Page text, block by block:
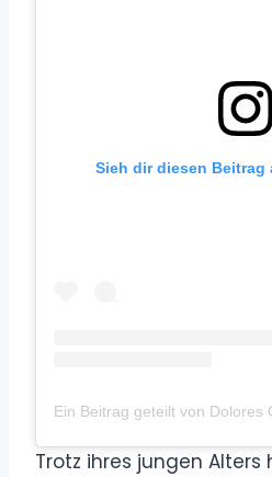
Sieh dir diesen Beitrag
Trotz ihres jungen Alters